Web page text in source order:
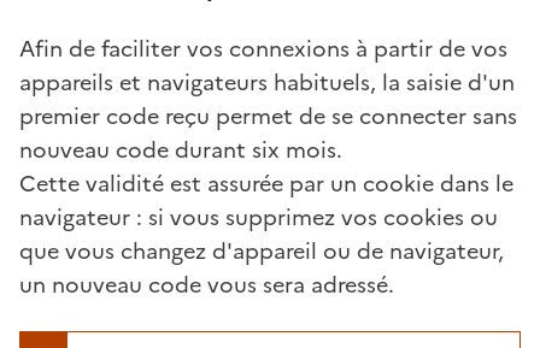
Afin de faciliter vos connexions à partir de vos
appareils et navigateurs habituels, la saisie d'un
premier code reçu permet de se connecter sans
nouveau code durant six mois.
Cette validité est assurée par un cookie dans le
navigateur : si vous supprimez vos cookies ou
que vous changez d'appareil ou de navigateur,
un nouveau code vous sera adressé.